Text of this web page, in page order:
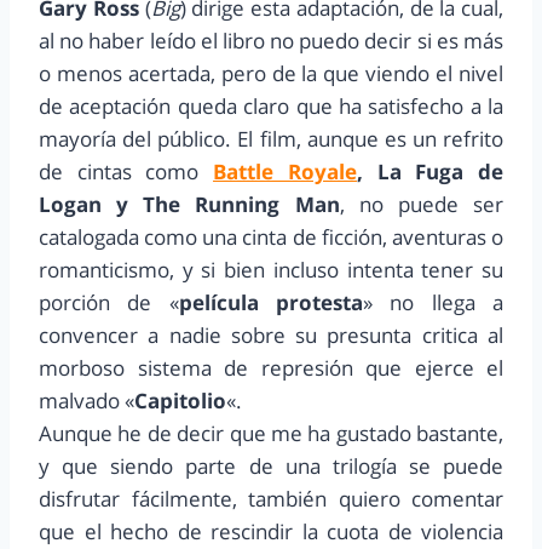
Gary Ross(Big) dirige esta adaptación, de la cual,
al no haber leído el libro no puedo decir si es más
o menos acertada, pero de la que viendo el nivel
de aceptación queda claro que ha satisfecho a la
mayoría del público. El film, aunque es un refrito
de cintas como Battle Royale, La Fuga de
Logan y The Running Man, no puede ser
catalogada como una cinta de ficción, aventuras o
romanticismo, y si bien incluso intenta tener su
porción de «película protesta» no llega a
convencer a nadie sobre su presunta critica al
morboso sistema de represión que ejerce el
malvado «Capitolio«.
Aunque he de decir que me ha gustado bastante,
y que siendo parte de una trilogía se puede
disfrutar fácilmente, también quiero comentar
que el hecho de rescindir la cuota de violencia